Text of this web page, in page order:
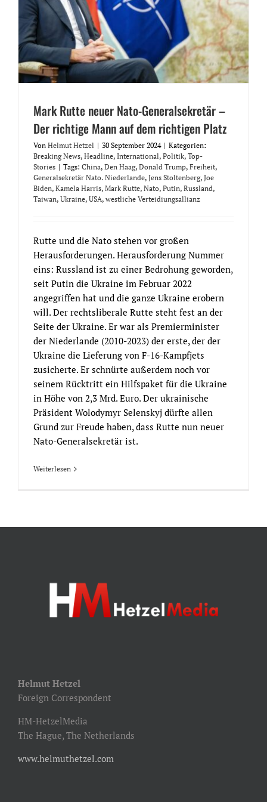
Mark Rutte neuer Nato-Generalsekretär –
Der richtige Mann auf dem richtigen Platz
Von Helmut Hetzel | 30 September 2024 | Kategorien:
Breaking News, Headline, International, Politik, Top-
Stories | Tags: China, Den Haag, Donald Trump, Freiheit,
Generalsekretär Nato. Niederlande, Jens Stoltenberg, Joe
Biden, Kamela Harris, Mark Rutte, Nato, Putin, Russland,
Taiwan, Ukraine, USA, westliche Verteidiungsallianz
Rutte und die Nato stehen vor großen
Herausforderungen. Herausforderung Nummer
eins: Russland ist zu einer Bedrohung geworden,
seit Putin die Ukraine im Februar 2022
angegriffen hat und die ganze Ukraine erobern
will. Der rechtsliberale Rutte steht fest an der
Seite der Ukraine. Er war als Premierminister
der Niederlande (2010-2023) der erste, der der
Ukraine die Lieferung von F-16-Kampfjets
zusicherte. Er schnürte außerdem noch vor
seinem Rücktritt ein Hilfspaket für die Ukraine
in Höhe von 2,3 Mrd. Euro. Der ukrainische
Präsident Wolodymyr Selenskyj dürfte allen
Grund zur Freude haben, dass Rutte nun neuer
Nato-Generalsekretär ist.
Weiterlesen
Helmut Hetzel
Foreign Correspondent
HM-HetzelMedia
The Hague, The Netherlands
www.helmuthetzel.com